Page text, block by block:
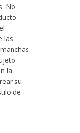
No
las
la
su
de